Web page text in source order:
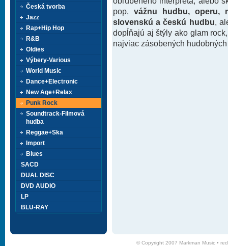
pop, vážnu hudbu, operu,
slovenskú a českú hudbu ,
dopĺňajú aj štýly ako glam
najviac zásobených
Česká tvorba
Jazz
Rap+Hip Hop
R&B
Oldies
Výbery-Various
World Music
Dance+Electronic
New Age+Relax
Punk Rock
Soundtrack-Filmová
hudba
Reggae+Ska
Import
Blues
SACD
DUAL DISC
DVD AUDIO
LP
BLU-RAY
© Copyright 2007 Markman Music •